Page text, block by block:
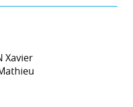
Xavier